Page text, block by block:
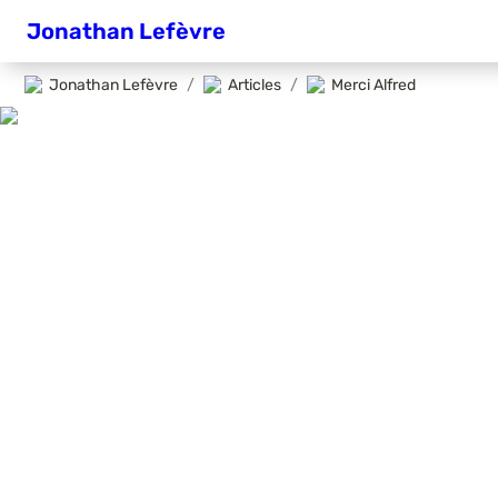
Jonathan Lefèvre
Jonathan Lefèvre / Articles / Merci Alfred